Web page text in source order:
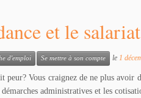
et le
d'emploi Se mettre à son compte le 1
peur? Vous craignez de ne plus
administratives et les